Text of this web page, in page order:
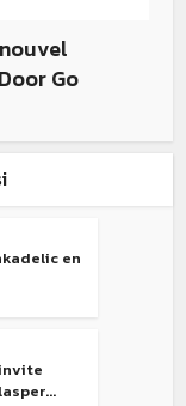
Go
en